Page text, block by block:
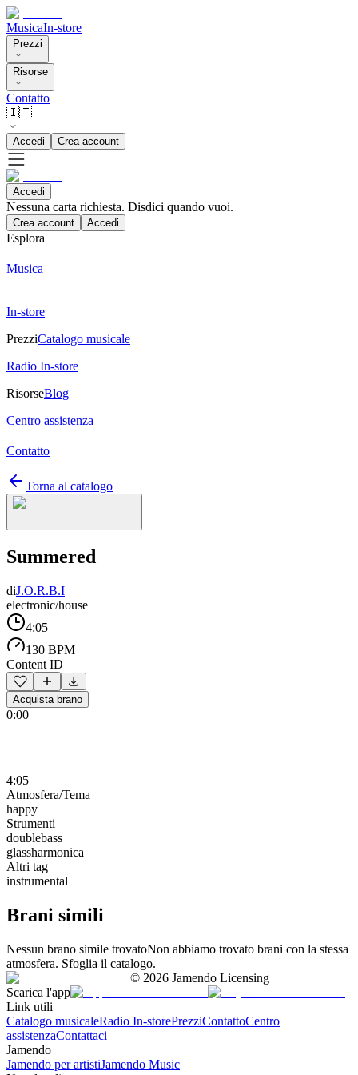
MusicaIn-store
Prezzi
Risorse
Contatto
🇮🇹
Accedi Crea account
Accedi
Nessuna carta richiesta. Disdici quando vuoi.
Crea account Accedi
Esplora
Musica
In-store
PrezziCatalogo musicale
Radio In-store
RisorseBlog
Centro assistenza
Contatto
Torna al catalogo
Summered
diJ.O.R.B.I
electronic/house
4:05
130 BPM
Content ID
Acquista brano
0:00
4:05
Atmosfera/Tema
happy
Strumenti
doublebass
glassharmonica
Altri tag
instrumental
Brani simili
Nessun brano simile trovatoNon abbiamo trovato brani con la stessa
atmosfera. Sfoglia il catalogo.
© 2026 Jamendo Licensing
Scarica l'app
Link utili
Catalogo musicaleRadio In-storePrezziContattoCentro
assistenzaContattaci
Jamendo
Jamendo per artistiJamendo Music